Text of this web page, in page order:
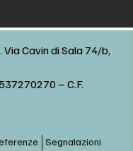
Cavin di Sala 74/b,
– C.F.
Segnalazioni